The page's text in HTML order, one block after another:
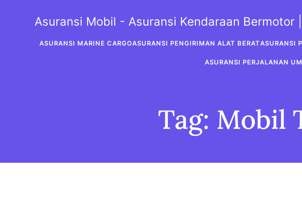
Asuransi Mobil - Asuransi Kendaraan Bermotor
ASURANSI MARINE CARGOASURANSI PENGIRIMAN ALAT BERATASURANSI
ASURANSI PERJALANAN
Tag: Mobil